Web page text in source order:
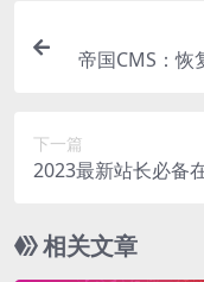
帝国CMS：
下一篇
2023最新站长必备
相关文章